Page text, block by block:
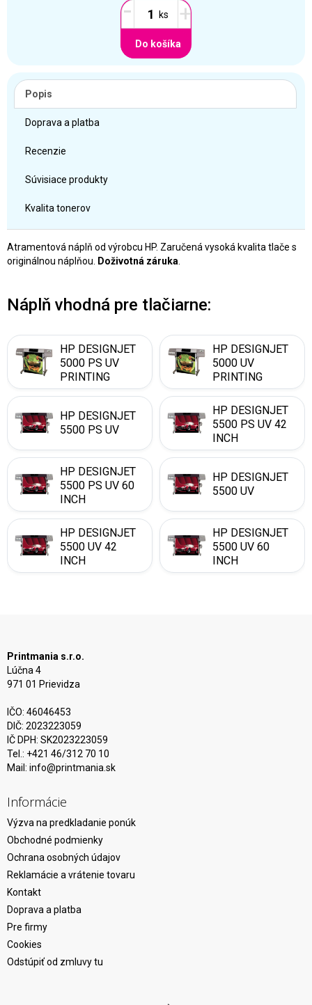
- +
Do košíka
Popis
Doprava a platba
Recenzie
Súvisiace produkty
Kvalita tonerov
Atramentová náplň od výrobcu HP. Zaručená vysoká kvalita tlače s
originálnou náplňou.
Doživotná záruka
Náplň vhodná pre tlačiarne:
HP DESIGNJET
5000 PS UV
PRINTING
HP DESIGNJET
5000 UV
PRINTING
HP DESIGNJET
5500 PS UV
HP DESIGNJET
5500 PS UV 42
INCH
HP DESIGNJET
5500 PS UV 60
INCH
HP DESIGNJET
5500 UV
HP DESIGNJET
5500 UV 42
INCH
HP DESIGNJET
5500 UV 60
INCH
Printmania s.r.o.
Lúčna 4
971 01 Prievidza
IČO: 46046453
DIČ: 2023223059
IČ DPH: SK2023223059
Tel.: +421 46/312 70 10
Mail: info@printmania.sk
Informácie
Výzva na predkladanie ponúk
Obchodné podmienky
Ochrana osobných údajov
Reklamácie a vrátenie tovaru
Kontakt
Doprava a platba
Pre firmy
Cookies
Odstúpiť od zmluvy tu